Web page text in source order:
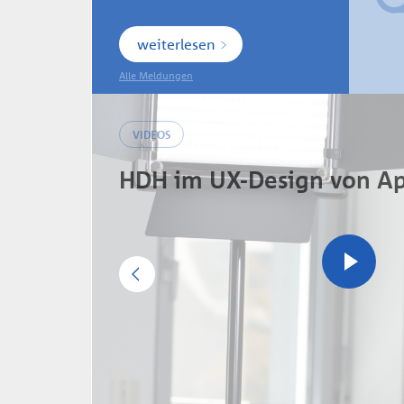
weiterlesen
Alle Meldungen
VIDEOS
HDH im UX-Design von
Previous